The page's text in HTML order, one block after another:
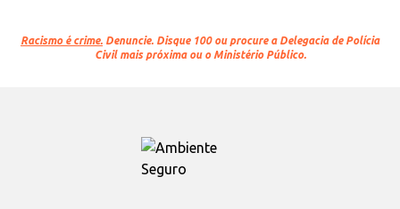
Racismo é crime. Denuncie. Disque 100 ou procure a Delegacia de Polícia
Civil mais próxima ou o Ministério Público.